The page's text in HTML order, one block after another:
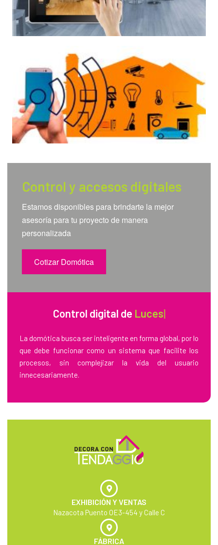
Control y accesos digitales
Estamos disponibles para brindarte la mejor
asesoría para tu proyecto de manera
personalizada
Cotizar Domótica
Control digital de Luces
La domótica busca ser inteligente en forma global, por lo
que debe funcionar como un sistema que facilite los
procesos, sin complejizar la vida del usuario
innecesariamente.
EXHIBICIÓN Y VENTAS
Nazacota Puento OE3-454 y Calle C
FÁBRICA